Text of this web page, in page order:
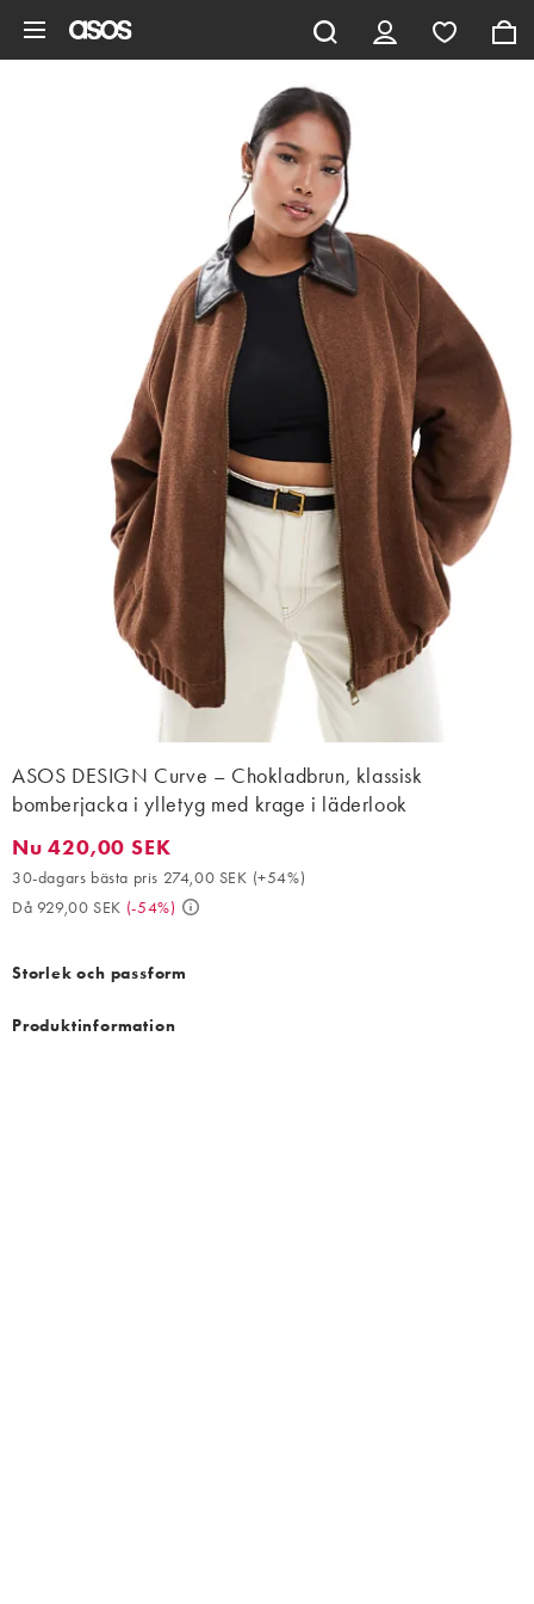
ASOS DESIGN Curve – Chokladbrun, klassisk
bomberjacka i ylletyg med krage i läderlook
Nu 420,00 SEK. 30-dagars bästa pris 274,00 SEK (+54%). Då
Nu 420,00 SEK
30-dagars bästa pris 274,00 SEK (+54%)
Då 929,00 SEK (-54%)
Storlek och passform
Produktinformation